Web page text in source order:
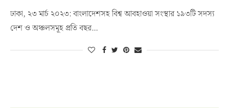
ঢাকা, ২৩ মার্চ ২০২৩: বাংলাদেশসহ বিশ্ব আবহাওয়া সংস্থার ১৯৩টি সদস্য
দেশ ও অঞ্চলসমূহ প্রতি বছর…